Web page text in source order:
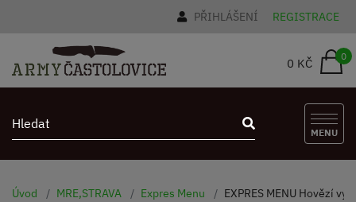
PŘIHLÁŠENÍ REGISTRACE
0 KČ 0
MENU
Úvod MRE,STRAVA Expres Menu EXPRES MENU Hovězí